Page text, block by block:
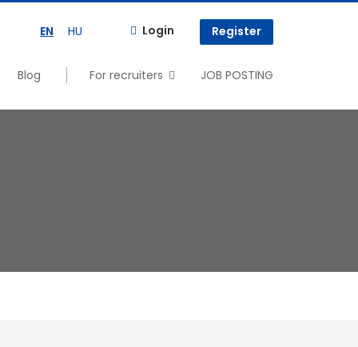
EN HU Login Register
Blog For recruiters JOB POSTING